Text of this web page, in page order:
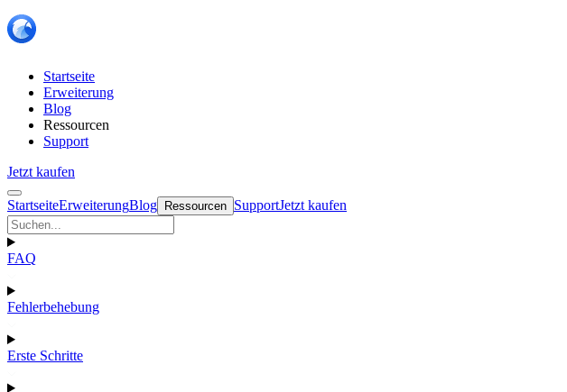
Startseite
Erweiterung
Blog
Ressourcen
Support
Jetzt kaufen
StartseiteErweiterungBlog Ressourcen SupportJetzt kaufen
FAQ
Fehlerbehebung
Erste Schritte